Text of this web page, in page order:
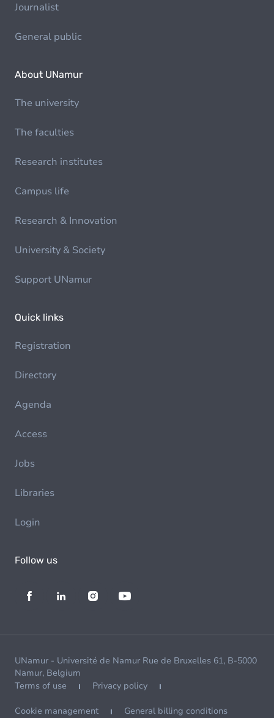
Journalist
General public
About UNamur
The university
The faculties
Research institutes
Campus life
Research & Innovation
University & Society
Support UNamur
Quick links
Registration
Directory
Agenda
Access
Jobs
Libraries
Login
Follow us
UNamur - Université de Namur Rue de Bruxelles 61, B-5000
Namur, Belgium
Terms of use
Privacy policy
Cookie management General billing conditions